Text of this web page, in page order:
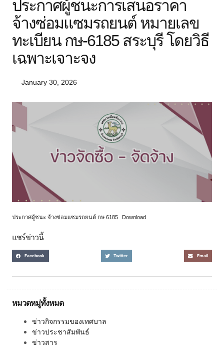
ประกาศผู้ชนะการเสนอราคา
จ้างซ่อมแซมรถยนต์ หมายเลข
ทะเบียน กษ-6185 สระบุรี โดยวิธี
เฉพาะเจาะจง
January 30, 2026
ประกาศผู้ชนะ จ้างซ่อมแซมรถยนต์ กษ 6185 Download
แชร์ข่าวนี้
Facebook Twitter Email
หมวดหมู่ทั้งหมด
ข่าวกิจกรรมของเทศบาล
ข่าวประชาสัมพันธ์
ข่าวสาร